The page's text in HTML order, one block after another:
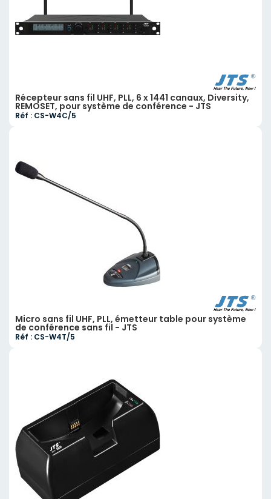
Récepteur sans fil UHF, PLL, 6 x 1441 canaux, Diversity,
REMOSET, pour système de conférence - JTS
Réf : CS-W4C/5
Micro sans fil UHF, PLL, émetteur table pour système
de conférence sans fil - JTS
Réf : CS-W4T/5